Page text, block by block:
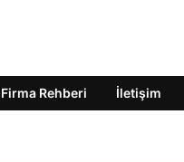
Firma Rehberi İletişim